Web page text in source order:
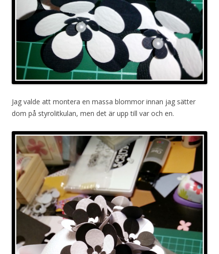
Jag valde att montera en massa blommor innan jag sätter
dom på styrolitkulan, men det är upp till var och en.